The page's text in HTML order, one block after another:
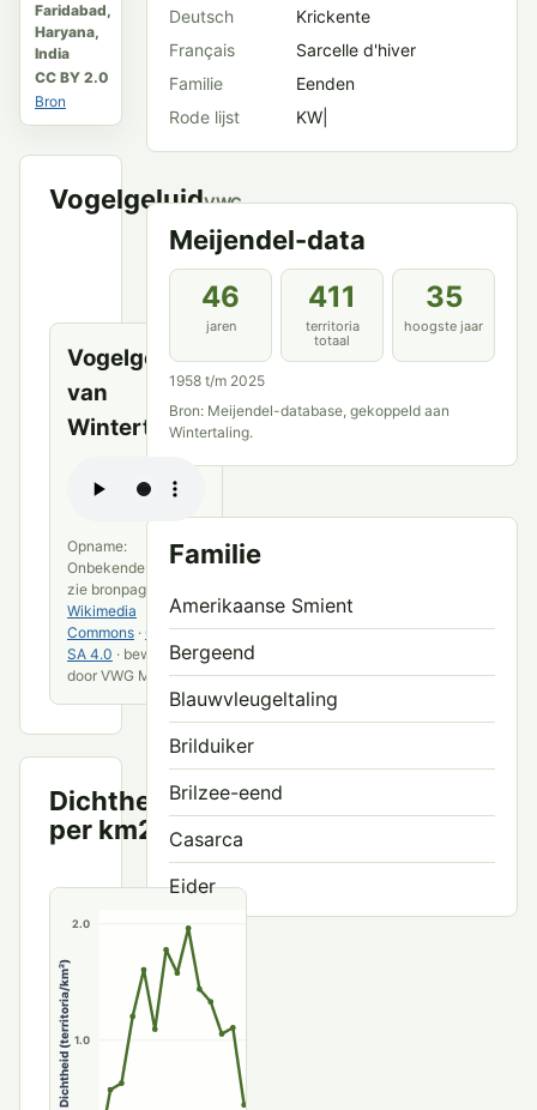
Faridabad,
Haryana,
India
CC BY 2.0
Bron
VogelgeluidVWG
Meijendel
en
openbare
bronnen
Vogelgeluid
van
Wintertaling
Opname:
Onbekende maker;
zie bronpagina ·
Wikimedia
Commons · CC BY-
SA 4.0 · bewerkt
door VWG Meijendel
Dichtheid
per km2
Territoria
per km²
1.0
2.0
3.0
Dichtheid (territoria/km²)
Deutsch
Krickente
Français
Sarcelle d'hiver
Familie
Eenden
Rode lijst
KW|
Meijendel-data
46
jaren
411
territoria
totaal
35
hoogste jaar
1958 t/m 2025
Bron: Meijendel-database, gekoppeld aan
Wintertaling.
Familie
Amerikaanse Smient
Bergeend
Blauwvleugeltaling
Brilduiker
Brilzee-eend
Casarca
Eider
Grote Zaagbek
Grote Zee-eend
Harlekijneend
IJseend